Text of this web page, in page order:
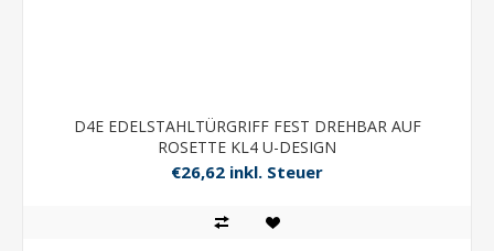
D4E EDELSTAHLTÜRGRIFF FEST DREHBAR AUF
ROSETTE KL4 U-DESIGN
€26,62 inkl. Steuer